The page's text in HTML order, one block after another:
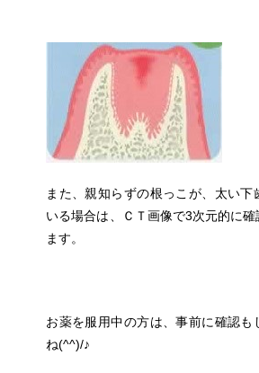
また、親知らずの根っこが、太い下
いる場合は、ＣＴ画像で3次元的に確
ます。
お薬を服用中の方は、事前に確認も
ね(^^)/♪